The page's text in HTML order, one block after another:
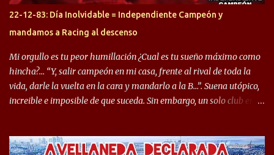
Gastón Togni y Domingo Blanco, donde ambos explotaron
futbolísticamente hablando en el equipo de Varela, donde, por
ejemplo, el caso de Mingo llego a ser tenido en cuenta para el
Seleccionado Argentino, rendimiento que aún no ha logrado
mostrar en Independiente. En e...
22-12-83: Día Inolvidable = Independiente Campeón y
mandamos a Racing al descenso
Mi orgullo es tu peor humillación ¿Cual es tu sueño máximo como
hincha?… “Y, salir campeón en mi casa, frente al rival de toda la
vida, darle la vuelta en la cara y mandarlo a la B…”. Suena utópico,
increible e imposible de que suceda. Sin embargo, un solo club en el
campeonato del '83 año consagratorio para el Rojo y, por el otro, el